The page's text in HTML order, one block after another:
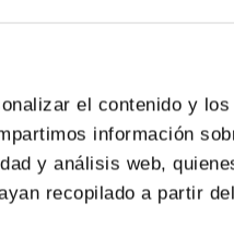
el contenido y
información
y análisis web,
recopilado a partir
Solicítalo haciendo click
información sin